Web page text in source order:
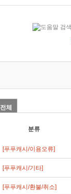
전체
분류
[푸푸캐시/이용오류]
[푸푸캐시/기타]
[푸푸캐시/환불/취소]